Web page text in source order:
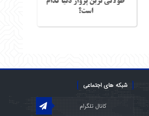
است؟
شبکه های اجتماعی
کانال تلگرام